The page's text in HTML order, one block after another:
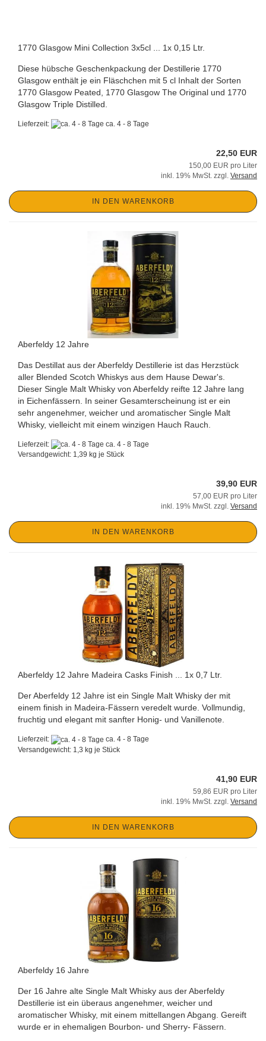
1770 Glasgow Mini Collection 3x5cl ... 1x 0,15 Ltr.
Diese hübsche Geschenkpackung der Destillerie 1770
Glasgow enthält je ein Fläschchen mit 5 cl Inhalt der Sorten
1770 Glasgow Peated, 1770 Glasgow The Original und 1770
Glasgow Triple Distilled.
Lieferzeit: ca. 4 - 8 Tage
22,50 EUR
150,00 EUR pro Liter
inkl. 19% MwSt. zzgl. Versand
IN DEN WARENKORB
Aberfeldy 12 Jahre
Das Destillat aus der Aberfeldy Destillerie ist das Herzstück
aller Blended Scotch Whiskys aus dem Hause Dewar's.
Dieser Single Malt Whisky von Aberfeldy reifte 12 Jahre lang
in Eichenfässern. In seiner Gesamterscheinung ist er ein
sehr angenehmer, weicher und aromatischer Single Malt
Whisky, vielleicht mit einem winzigen Hauch Rauch.
Lieferzeit:
ca. 4 - 8 Tage
Versandgewicht: 1,39 kg je Stück
39,90 EUR
57,00 EUR pro Liter
inkl. 19% MwSt. zzgl. Versand
IN DEN WARENKORB
Aberfeldy 12 Jahre Madeira Casks Finish ... 1x 0,7 Ltr.
Der Aberfeldy 12 Jahre ist ein Single Malt Whisky der mit
einem finish in Madeira-Fässern veredelt wurde. Vollmundig,
fruchtig und elegant mit sanfter Honig- und Vanillenote.
Lieferzeit:
ca. 4 - 8 Tage
Versandgewicht: 1,3 kg je Stück
41,90 EUR
59,86 EUR pro Liter
inkl. 19% MwSt. zzgl. Versand
IN DEN WARENKORB
Aberfeldy 16 Jahre
Der 16 Jahre alte Single Malt Whisky aus der Aberfeldy
Destillerie ist ein überaus angenehmer, weicher und
aromatischer Whisky, mit einem mittellangen Abgang. Gereift
wurde er in ehemaligen Bourbon- und Sherry- Fässern.